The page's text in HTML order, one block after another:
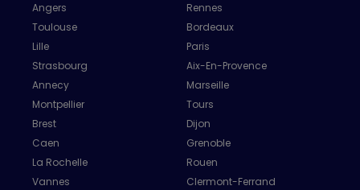
Angers
Rennes
Toulouse
Bordeaux
Lille
Paris
Strasbourg
Aix-En-Provence
Annecy
Marseille
Montpellier
Tours
Brest
Dijon
Caen
Grenoble
La Rochelle
Rouen
Vannes
Clermont-Ferrand